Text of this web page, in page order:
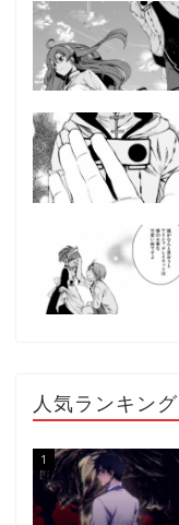
人気ランキング
1